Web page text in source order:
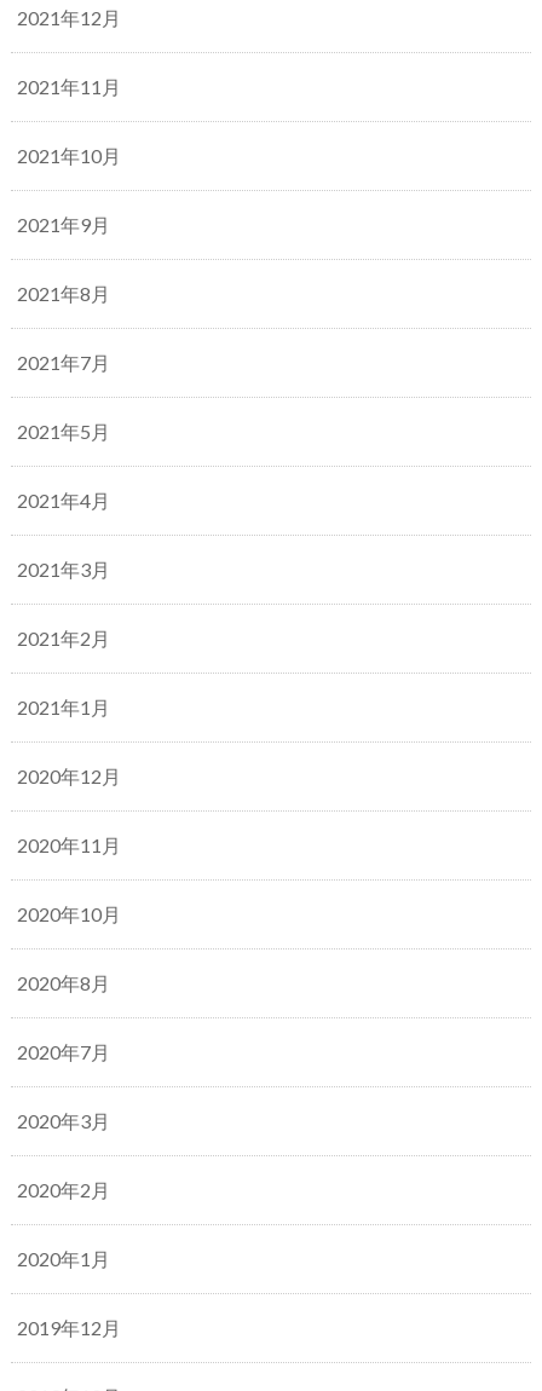
2021年12月
2021年11月
2021年10月
2021年9月
2021年8月
2021年7月
2021年5月
2021年4月
2021年3月
2021年2月
2021年1月
2020年12月
2020年11月
2020年10月
2020年8月
2020年7月
2020年3月
2020年2月
2020年1月
2019年12月